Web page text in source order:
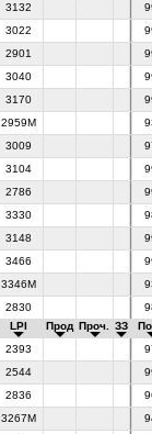
3132
3022
2901
3040
3170
2959M
3009
3104
2786
3330
3148
3466
3346M
2830
LPI Прод Проч. ЗЗ
2393
2544
2836
3267M